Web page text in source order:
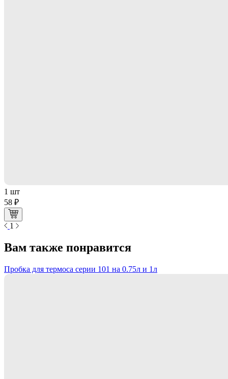
1 шт
58 ₽
1
Вам также понравится
Пробка для термоса серии 101 на 0.75л и 1л